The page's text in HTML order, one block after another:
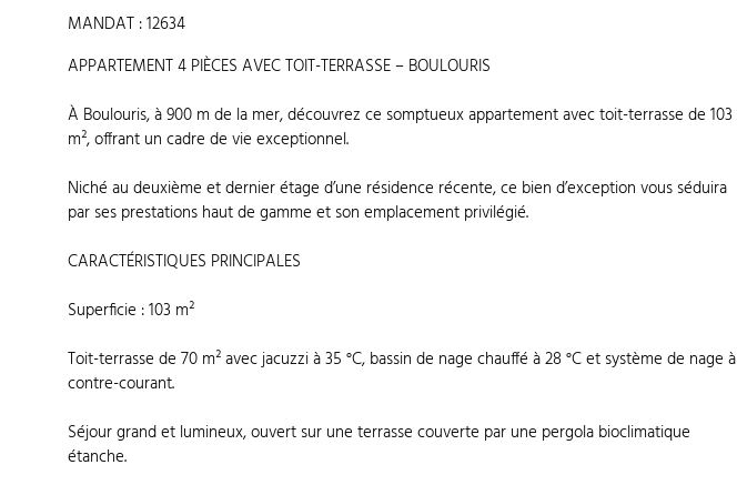
MANDAT : 12634
APPARTEMENT 4 PIÈCES AVEC TOIT-TERRASSE – BOULOURIS
À Boulouris, à 900 m de la mer, découvrez ce somptueux appartement avec toit-terrasse de 103
m², offrant un cadre de vie exceptionnel.
Niché au deuxième et dernier étage d’une résidence récente, ce bien d’exception vous séduira
par ses prestations haut de gamme et son emplacement privilégié.
CARACTÉRISTIQUES PRINCIPALES
Superficie : 103 m²
Toit-terrasse de 70 m² avec jacuzzi à 35 °C, bassin de nage chauffé à 28 °C et système de nage à
contre-courant.
Séjour grand et lumineux, ouvert sur une terrasse couverte par une pergola bioclimatique
étanche.